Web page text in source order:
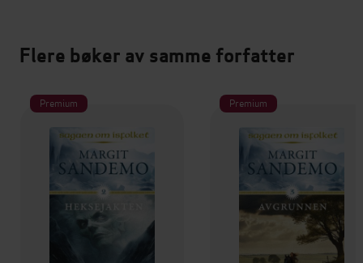
Flere bøker av samme forfatter
Premium Premium